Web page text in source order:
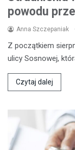
powodu
Anna Szczepaniak
Z początkiem
ulicy Sosnowej,
Czytaj dalej